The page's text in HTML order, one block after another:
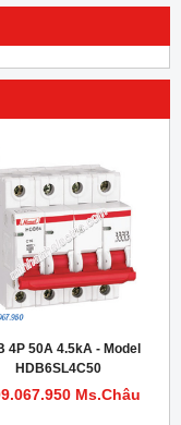
4P 50A 4.5kA - Model
HDB6SL4C50
Ms.Châu